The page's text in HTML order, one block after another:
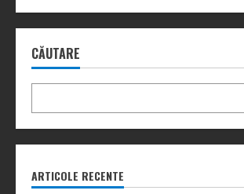
CĂUTARE
ARTICOLE RECENTE